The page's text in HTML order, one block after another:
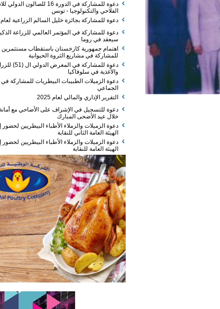
دعوة للمشاركة في الدورة 16 للصالون الدولي للاستثمار
الفلاحي والتكنولوجيا - تونس
دعوة للمشاركة بجائزة خليل السالم الزراعية لعام 2026
دعوة للمشاركة في المؤتمر العالمي للزراعة الذكية الذي
سيعقد في روما
اهتمام جمهورية كازخستان باستقطاب مستثمرين
للمشاركة في مشاريع الثروة الحيوانية
دعوة للمشاركة في المعرض الدولي ال (51) للزراعة
والأغذية في سلوفاكيا
دعوة الزميلات الطبيبات البيطريات للمشاركة في الفطور
التقرير الإداري والمالي لعام 2025
دعوة للتسجيل في الإشراف على الأضاحي مع أمانة عمان
خلال عيد الأضحى المبارك
دعوة الزميلات والزملاء الأطباء البيطريين لحضور إجتماع
الهيئة العامة الثاني للنقابة
دعوة الزميلات والزملاء الأطباء البيطريين لحضور إجتماع
الهيئة العامة للنقابة